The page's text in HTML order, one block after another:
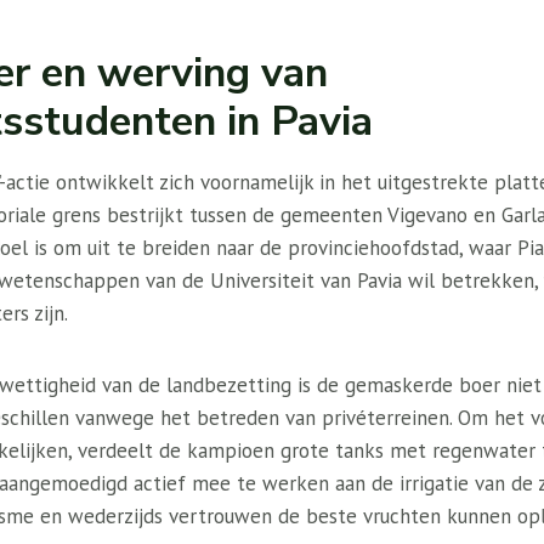
en werving van
in Pavia
actie ontwikkelt zich voornamelijk in het uitgestrekte
grens bestrijkt tussen de gemeenten Vigevano en
is om uit te breiden naar de provinciehoofdstad, waar
van de Universiteit van Pavia wil
zijn.
van de landbezetting is de gemaskerde boer
vanwege het betreden van privéterreinen. Om het
verdeelt de kampioen grote tanks met regenwater
actief mee te werken aan de irrigatie van de
en wederzijds vertrouwen de beste vruchten kunnen